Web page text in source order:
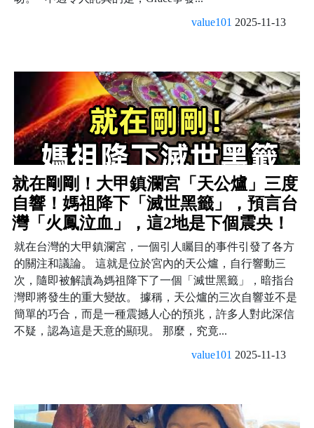
value101 2025-11-13
就在剛剛！大甲鎮瀾宮「天公爐」三度
自響！媽祖降下「滅世黑籤」，預言台
灣「火鳳泣血」，這2地是下個震央！
就在台灣的大甲鎮瀾宮，一個引人矚目的事件引發了各方
的關注和議論。 這就是位於宮內的天公爐，自行響動三
次，隨即被解讀為媽祖降下了一個「滅世黑籤」，暗指台
灣即將發生的重大變故。 據稱，天公爐的三次自響並不是
簡單的巧合，而是一種震撼人心的預兆，許多人對此深信
不疑，認為這是天意的顯現。 那麼，究竟...
value101 2025-11-13